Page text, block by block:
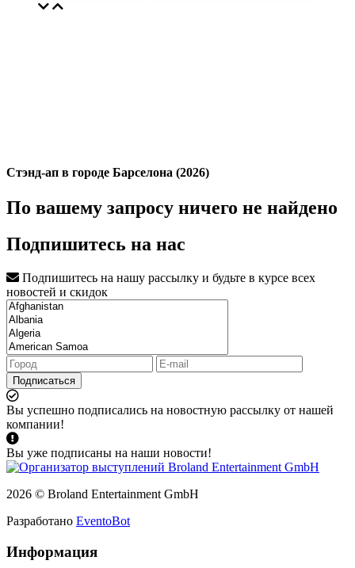
Стэнд-ап в городе Барселона (2026)
По вашему запросу ничего не найдено
Подпишитесь на нас
Подпишитесь на нашу рассылку и будьте в курсе всех
новостей и скидок
Подписаться
Вы успешно подписались на новостную рассылку от нашей
компании!
Вы уже подписаны на наши новости!
2026 © Broland Entertainment GmbH
Разработано EventoBot
Информация